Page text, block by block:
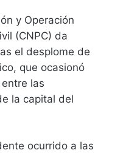
y Operación
(CNPC) da
el desplome de
que ocasionó
las
la capital del
ocurrido a las